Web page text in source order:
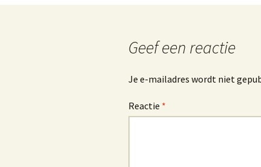
Geef een reactie
Je e-mailadres wordt niet
Reactie *